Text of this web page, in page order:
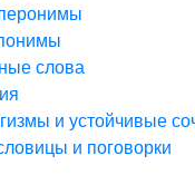
слова
и устойчивые
и поговорки